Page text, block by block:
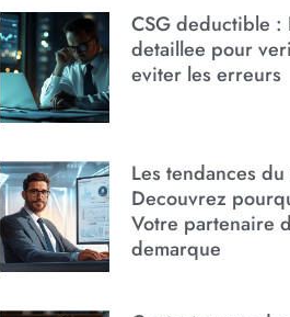
CSG deductible
detaillee pour
eviter les erreurs
Les tendances
Decouvrez
Votre partenaire
demarque